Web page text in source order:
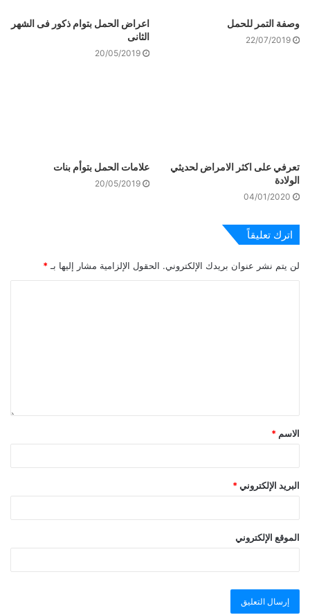
وصفة التمر للحمل
22/07/2019
اعراض الحمل بتوام ذكور فى الشهر
الثانى
20/05/2019
تعرفي على اكثر الامراض لحديثي
الولادة
04/01/2020
علامات الحمل بتوأم بنات
20/05/2019
اترك تعليقاً
لن يتم نشر عنوان بريدك الإلكتروني. الحقول الإلزامية مشار إليها بـ *
الاسم *
البريد الإلكتروني *
الموقع الإلكتروني